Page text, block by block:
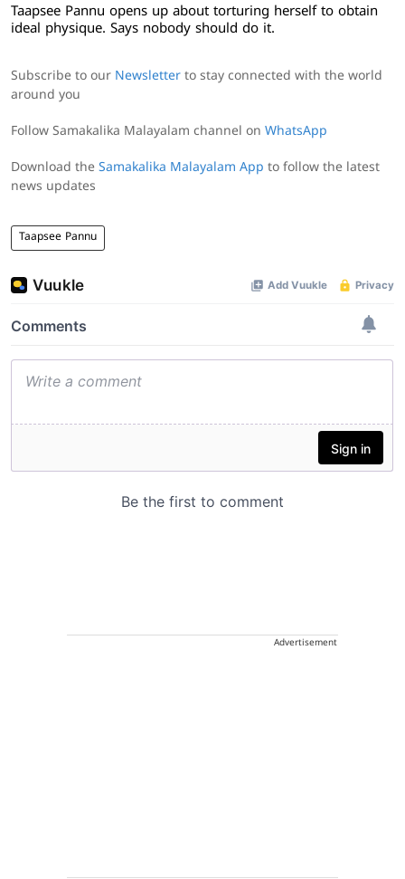
Taapsee Pannu opens up about torturing herself to obtain
ideal physique. Says nobody should do it.
Subscribe to our Newsletter to stay connected with the world
around you
Follow Samakalika Malayalam channel on WhatsApp
Download the Samakalika Malayalam App to follow the latest
news updates
Taapsee Pannu
Advertisement